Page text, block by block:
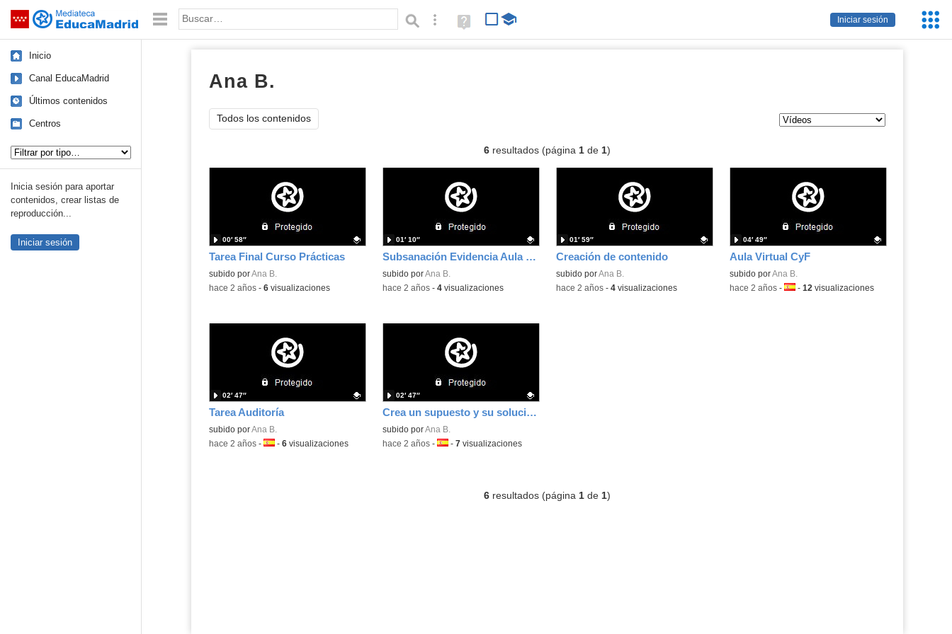
Saltar navegación
Iniciar sesión
Palabra o frase: Búsqueda avanzada
Ayuda
(en
Inicio
Canal EducaMadrid
Últimos contenidos
Centros
Inicia sesión para aportar
contenidos, crear listas de
reproducción...
Iniciar sesión
Ana B.
Todos los contenidos
6resultados (página 1de 1)
Tarea Final Curso Prácticas
Contenido educativo.
subido porAna B.
00′ 58″
-hace 2 años- 6visualizaciones
Subsanación Evidencia Aula Virtual
Contenido educativo.
subido porAna B.
01′ 10″
-hace 2 años- 4visualizaciones
Creación de contenido
Contenido educativo.
subido porAna B.
01′ 59″
-hace 2 años- 4visualizaciones
Aula Virtual CyF
Contenido educativo.
subido porAna B.
04′ 49″
-hace 2 años- Idioma:
- 12 visualizaciones
Tarea Auditoría
Contenido educativo.
subido porAna B.
02′ 47″
-hace 2 años- Idioma:
- 6visualizaciones
Crea un supuesto y su solución
Contenido educativo.
subido porAna B.
02′ 47″
-hace 2 años- Idioma:
- 7visualizaciones
6resultados (página 1de 1)